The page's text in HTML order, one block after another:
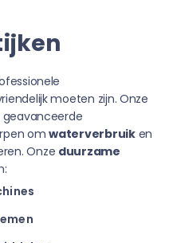
moeten zijn. Onze
omwaterverbruiken
Onze duurzame